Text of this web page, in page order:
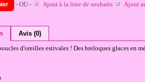
- OU - Ajout à la liste de souhaits Ajout
Avis (0)
d'oreilles estivales ! Des breloques glaces en